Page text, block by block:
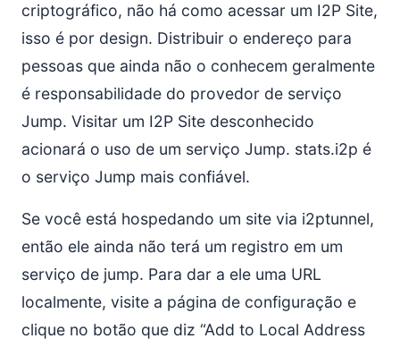
criptográfico, não há como acessar um I2P Site,
isso é por design. Distribuir o endereço para
pessoas que ainda não o conhecem geralmente
é responsabilidade do provedor de serviço
Jump. Visitar um I2P Site desconhecido
acionará o uso de um serviço Jump. stats.i2p é
o serviço Jump mais confiável.
Se você está hospedando um site via i2ptunnel,
então ele ainda não terá um registro em um
serviço de jump. Para dar a ele uma URL
localmente, visite a página de configuração e
clique no botão que diz “Add to Local Address